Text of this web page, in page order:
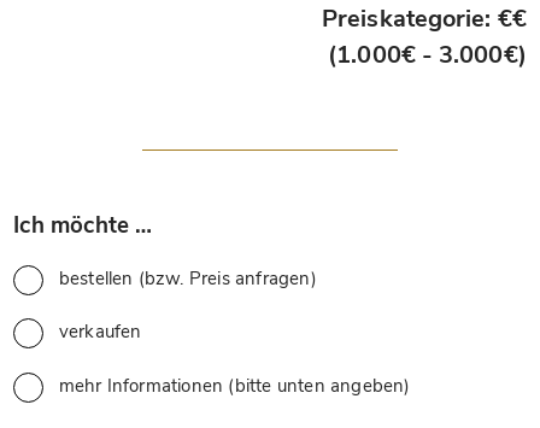
Preiskategorie: €€
(1.000€ - 3.000€)
Ich möchte …
bestellen (bzw. Preis anfragen)
verkaufen
mehr Informationen (bitte unten angeben)